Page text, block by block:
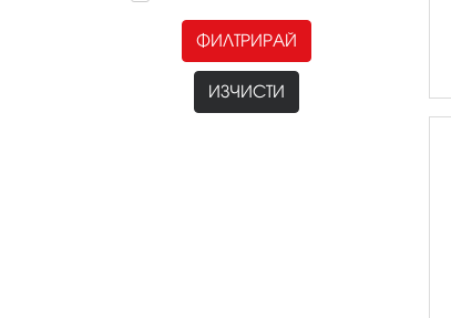
ФИЛТРИРАЙ
ИЗЧИСТИ